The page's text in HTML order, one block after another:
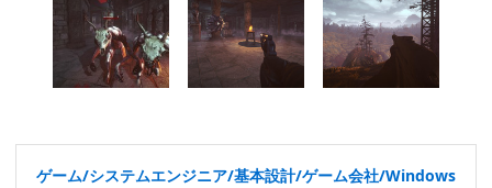
ゲーム/システムエンジニア/基本設計/ゲーム会社/Windows